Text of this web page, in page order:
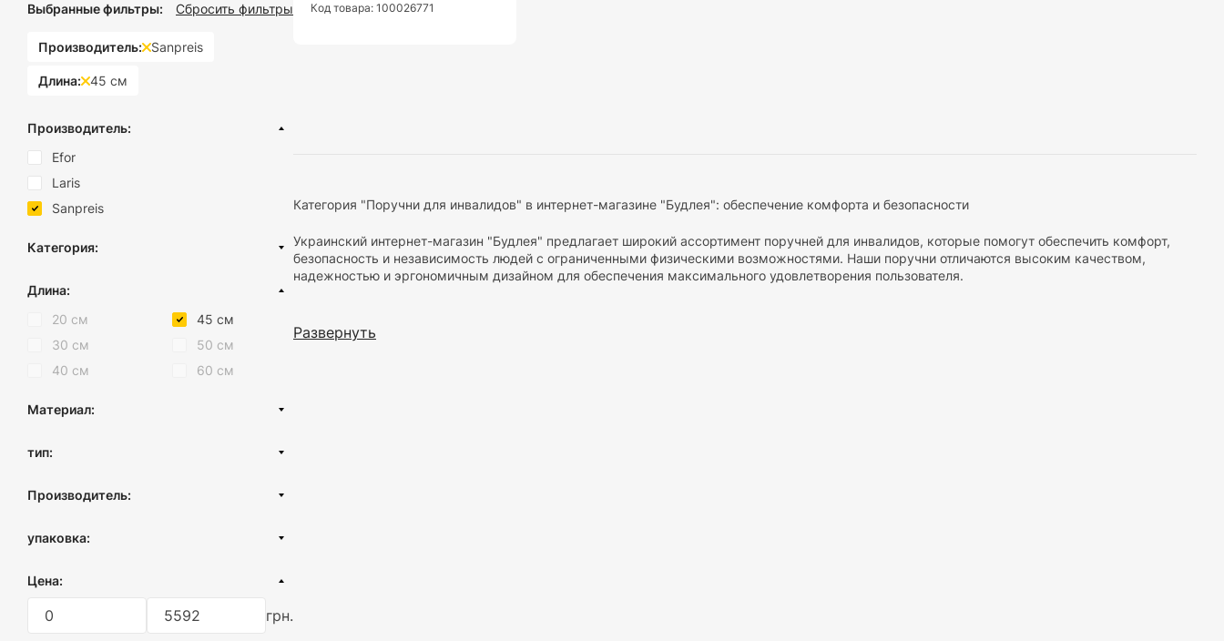
Выбранные фильтры: Сбросить фильтры
Производитель: Sanpreis
Длина: 45 см
Производитель:
Efor
Laris
Sanpreis
Категория:
Длина:
20 см
30 см
40 см
45 см
50 см
60 см
Материал:
тип:
Поручень угловой
Поручень откидной
Опорный поручень напольный
Настенный
Производитель:
упаковка:
без упаковки
Цена:
грн.
Категория "Поручни для инвалидов" в интернет-магазине "Будлея": обеспечение комфорта и безопасности
Украинский интернет-магазин "Будлея" предлагает широкий ассортимент поручней для инвалидов, которые помогут обеспечить комфорт,
безопасность и независимость людей с ограниченными физическими возможностями. Наши поручни отличаются высоким качеством,
надежностью и эргономичным дизайном для обеспечения максимального удовлетворения пользователя.
Развернуть
Код товара: 100026771